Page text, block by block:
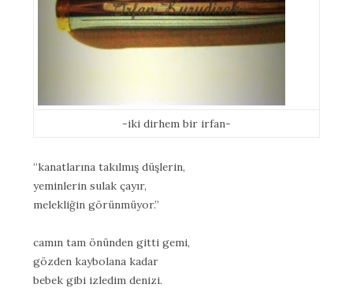
-iki dirhem bir irfan-
“kanatlarına takılmış düşlerin,
yeminlerin sulak çayır,
melekliğin görünmüyor.”
camın tam önünden gitti gemi,
gözden kaybolana kadar
bebek gibi izledim denizi.